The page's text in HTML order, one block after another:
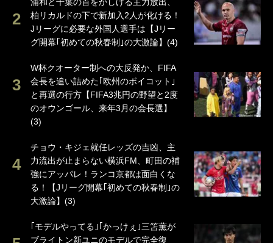
柏リカルドの下で新加入2人が化ける！
Jリーグに必要な外国人選手は【Jリー
グ開幕｢初めての秋春制｣の大激論】(4)
W杯クオーター制への大反発か、FIFA
会長を追い詰めた｢欧州のボイコット｣
と再選の行方【FIFA3兆円の野望と2度
のオウンゴール、来年3月の会長選】
(3)
チョウ・キジェ就任レッズの吉凶、主
力流出が止まらない横浜FM、町田の補
強にアッパレ！ランコ京都は面白くな
る！【Jリーグ開幕｢初めての秋春制｣の
大激論】(3)
｢モデルやってる｣｢かっけぇ｣三笘薫が
ブライトン新ユニのモデルで完全復